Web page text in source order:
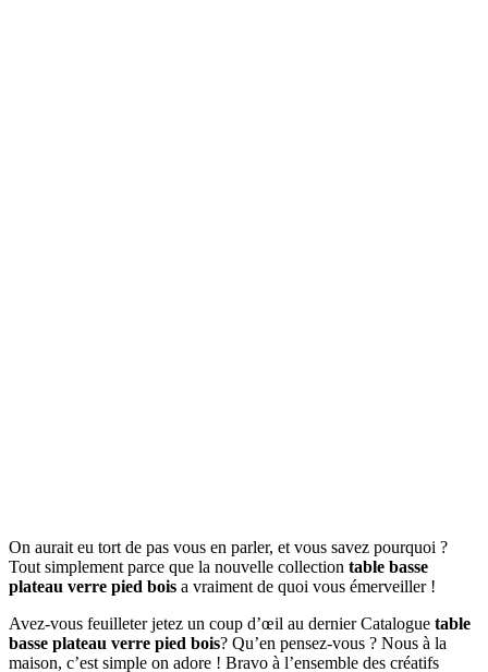
On aurait eu tort de pas vous en parler, et vous savez pourquoi ?
Tout simplement parce que la nouvelle collection table basse
plateau verre pied bois a vraiment de quoi vous émerveiller !
Avez-vous feuilleter jetez un coup d’œil au dernier Catalogue table
basse plateau verre pied bois? Qu’en pensez-vous ? Nous à la
maison, c’est simple on adore ! Bravo à l’ensemble des créatifs